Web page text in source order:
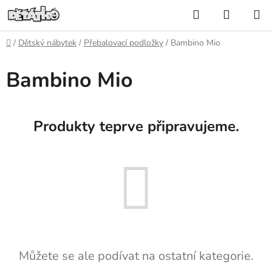
Přejít
na
obsah
Hledat
KOŠÍK
Domů
/ Dětský nábytek / Přebalovací podložky / Bambino Mio
Bambino Mio
Produkty teprve připravujeme.
Můžete se ale podívat na ostatní kategorie.